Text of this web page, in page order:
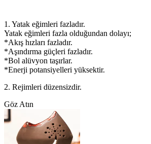
1. Yatak eğimleri fazladır.
Yatak eğimleri fazla olduğundan dolayı;
*Akış hızları fazladır.
*Aşındırma güçleri fazladır.
*Bol alüvyon taşırlar.
*Enerji potansiyelleri yüksektir.
2. Rejimleri düzensizdir.
Göz Atın